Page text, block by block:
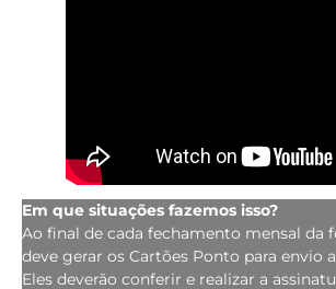
Em que situações fazemos isso?
Ao final de cada fechamento mensal da
deve gerar os Cartões Ponto para envio
Eles deverão conferir e realizar a